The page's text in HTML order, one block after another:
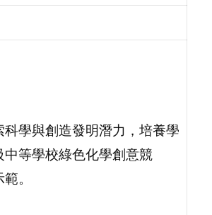
學與創造發明潛力，培養學
等學校綠色化學創意競
。